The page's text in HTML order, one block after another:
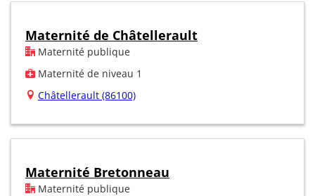
Maternité de Châtellerault
Maternité publique
Maternité de niveau 1
Châtellerault (86100)
Maternité Bretonneau
Maternité publique